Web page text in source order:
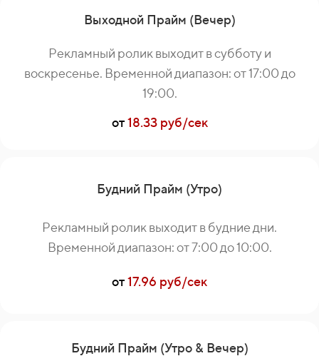
Выходной Прайм (Вечер)
Рекламный ролик выходит в субботу и
воскресенье. Временной диапазон: от 17:00 до
19:00.
от18.33 руб/сек
Будний Прайм (Утро)
Рекламный ролик выходит в будние дни.
Временной диапазон: от 7:00 до 10:00.
от17.96 руб/сек
Будний Прайм (Утро & Вечер)